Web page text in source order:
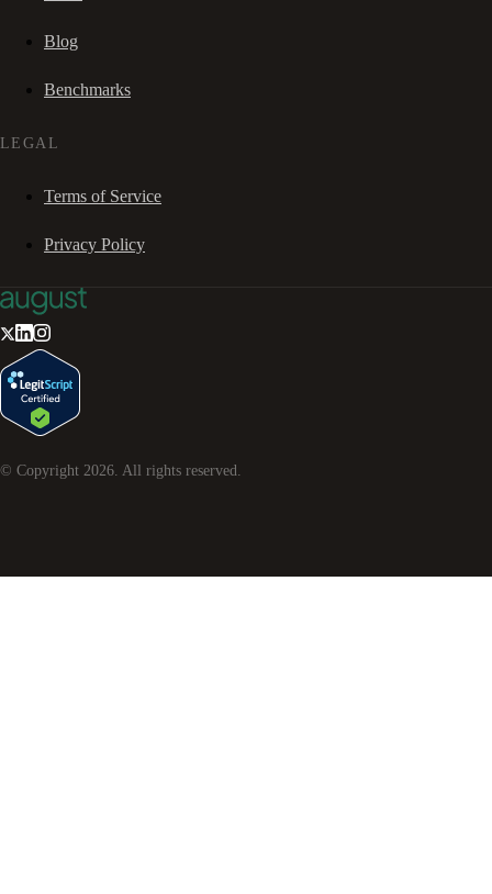
Blog
Benchmarks
LEGAL
Terms of Service
Privacy Policy
© Copyright 2026. All rights reserved.